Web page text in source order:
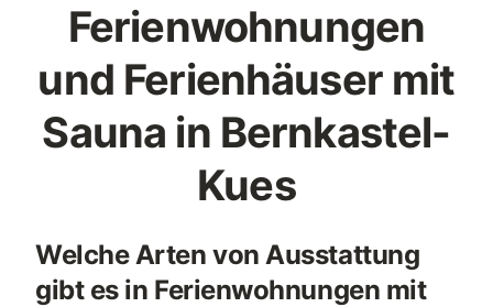
Ferienwohnungen
und Ferienhäuser mit
Sauna in Bernkastel-
Kues
Welche Arten von Ausstattung
gibt es in Ferienwohnungen mit